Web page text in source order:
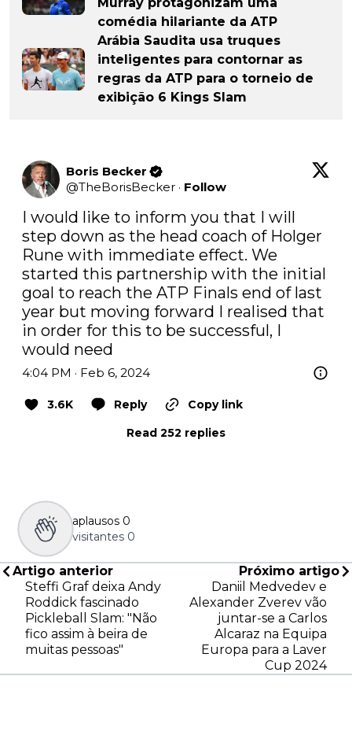
comédia hilariante da ATP
Arábia Saudita usa truques
inteligentes para contornar as
regras da ATP para o torneio de
exibição 6 Kings Slam
Boris Becker
@TheBorisBecker · Follow
I would like to inform you that I will
step down as the head coach of Holger
Rune with immediate effect. We
started this partnership with the initial
goal to reach the ATP Finals end of last
year but moving forward I realised that
in order for this to be successful, I
would need
4:04 PM · Feb 6, 2024
3.6K Reply
Copy link
Read 252 replies
aplausos 0
visitantes 0
Artigo anterior
Steffi Graf deixa Andy
Roddick fascinado
Pickleball Slam: "Não
fico assim à beira de
muitas pessoas"
Próximo artigo
Daniil Medvedev e
Alexander Zverev vão
juntar-se a Carlos
Alcaraz na Equipa
Europa para a Laver
Cup 2024